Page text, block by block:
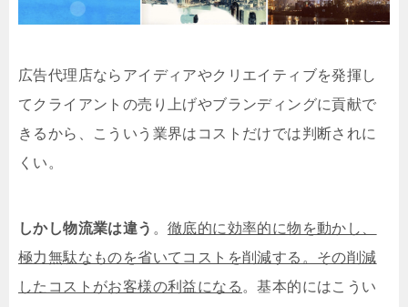
広告代理店ならアイディアやクリエイティブを発揮し
てクライアントの売り上げやブランディングに貢献で
きるから、こういう業界はコストだけでは判断されに
くい。
しかし物流業は違う 。徹底的に効率的に物を動かし、
極力無駄なものを省いてコストを削減する。その削減
したコストがお客様の利益になる 。基本的にはこうい